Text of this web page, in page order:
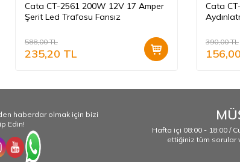
Cata CT-2561 200W 12V 17 Amper
Şerit Led Trafosu Fansız
588,00TL
235,20 TL
Cata
390,00TL
156,00
haberdar olmak için bizi
Edin!
Hafta içi 08:00 - 18:00 /
ettiğiniz tüm sorular